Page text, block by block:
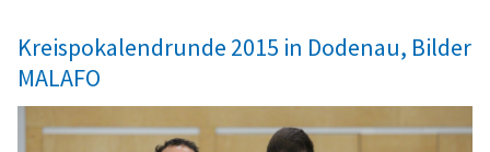
Kreispokalendrunde 2015 in Dodenau, Bilder
MALAFO